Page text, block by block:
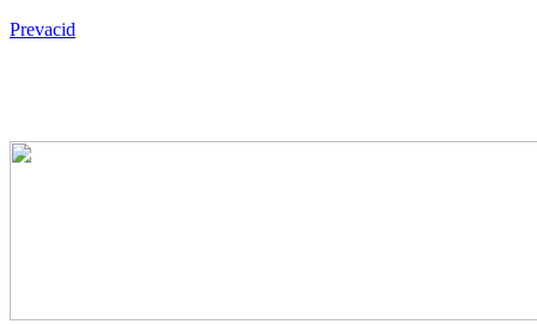
Prevacid